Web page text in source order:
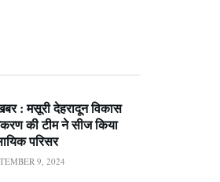
: मसूरी देहरादून विकास
की टीम ने सीज किया
परिसर
9, 2024